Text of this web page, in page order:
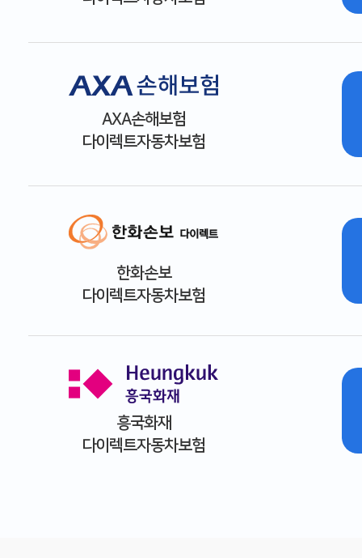
AXA손해보험
다이렉트자동차보험
한화손보
다이렉트자동차보험
흥국화재
다이렉트자동차보험